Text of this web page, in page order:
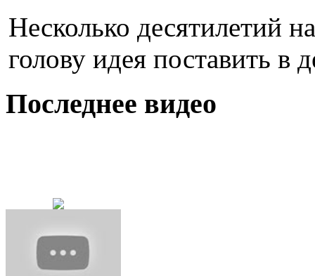
Несколько десятилетий
голову идея поставить в
Последнее видео